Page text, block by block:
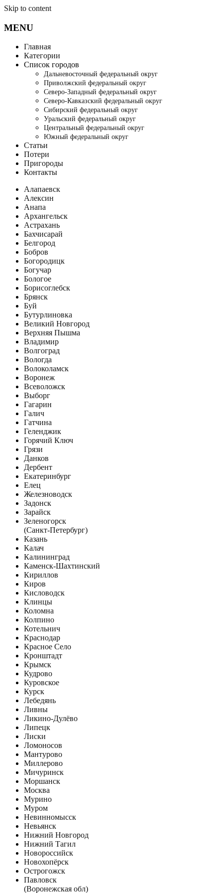
Skip to content
MENU
Главная
Категории
Список городов
Дальневосточный федеральный округ
Приволжский федеральный округ
Северо-Западный федеральный округ
Северо-Кавказский федеральный округ
Сибирский федеральный округ
Уральский федеральный округ
Центральный федеральный округ
Южный федеральный округ
Статьи
Потери
Пригороды
Контакты
Алапаевск
Алексин
Анапа
Архангельск
Астрахань
Бахчисарай
Белгород
Бобров
Богородицк
Богучар
Бологое
Борисоглебск
Брянск
Буй
Бутурлиновка
Великий Новгород
Верхняя Пышма
Владимир
Волгоград
Вологда
Волоколамск
Воронеж
Всеволожск
Выборг
Гагарин
Галич
Гатчина
Геленджик
Горячий Ключ
Грязи
Данков
Дербент
Екатеринбург
Елец
Железноводск
Задонск
Зарайск
Зеленогорск
(Санкт-Петербург)
Казань
Калач
Калининград
Каменск-Шахтинский
Кириллов
Киров
Кисловодск
Клинцы
Коломна
Колпино
Котельнич
Краснодар
Красное Село
Кронштадт
Крымск
Кудрово
Куровское
Курск
Лебедянь
Ливны
Ликино-Дулёво
Липецк
Лиски
Ломоносов
Мантурово
Миллерово
Мичуринск
Моршанск
Москва
Мурино
Муром
Невинномысск
Невьянск
Нижний Новгород
Нижний Тагил
Новороссийск
Новохопёрск
Острогожск
Павловск
(Воронежская обл)